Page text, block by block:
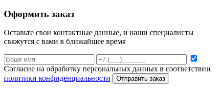
Оформить заказ
Оставьте свои контактные данные, и наши специалисты
свяжутся с вами в ближайшее время
Согласие на обработку персональных данных в соответствии
политики конфиденциальности
Отправить заказ